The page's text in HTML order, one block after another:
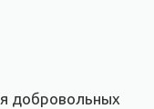
добровольных